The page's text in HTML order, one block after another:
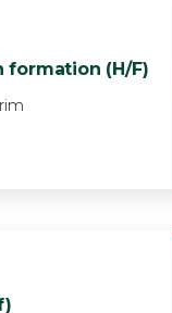
formation (H/F)